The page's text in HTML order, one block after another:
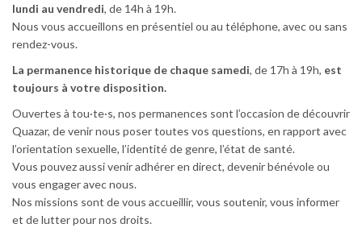
lundi au vendredi, de 14h à 19h.
Nous vous accueillons en présentiel ou au téléphone, avec ou sans
rendez-vous.
La permanence historique de chaque samedi, de 17h à 19h, est
toujours à votre disposition.
Ouvertes à tou·te·s, nos permanences sont l’occasion de découvrir
Quazar, de venir nous poser toutes vos questions, en rapport avec
l’orientation sexuelle, l’identité de genre, l’état de santé.
Vous pouvez aussi venir adhérer en direct, devenir bénévole ou
vous engager avec nous.
Nos missions sont de vous accueillir, vous soutenir, vous informer
et de lutter pour nos droits.